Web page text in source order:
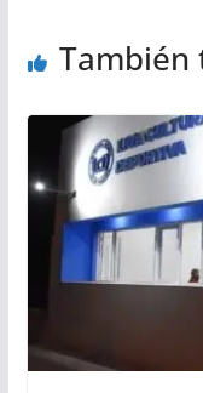
También